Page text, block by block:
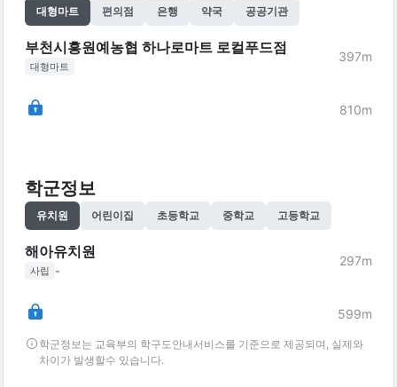
대형마트 편의점 은행 약국 공공기관
부천시흥원예농협 하나로마트 로컬푸드점
대형마트
397m
810m
학군정보
유치원 어린이집 초등학교 중학교 고등학교
해아유치원
사립 -
297m
599m
학군정보는 교육부의 학구도안내서비스를 기준으로 제공되며, 실제와
차이가 발생할수 있습니다.